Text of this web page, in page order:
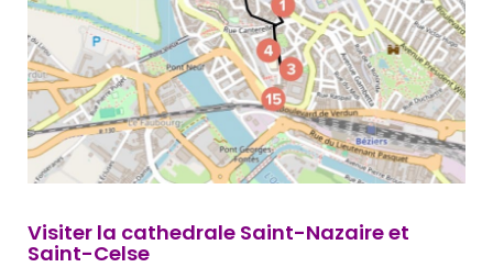
Visiter la cathedrale Saint-Nazaire et
Saint-Celse